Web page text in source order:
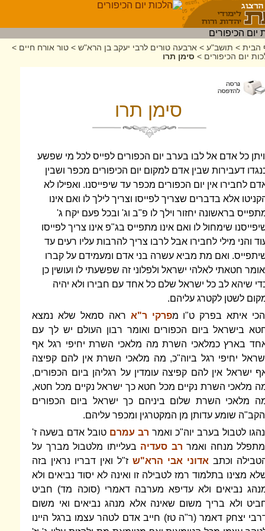
הבית > תושב"ע > ארבעה טורים לרבי יעקב בן הרא"ש > טור אורח חיים >
יום הכיפורים > סימן תרו
סימן תרו
ויתן כל אדם אל לבו בערב יום הכפורים לפייס לכל מי שפשע
דעבירות שבין אדם למקום יום הכיפורים מכפר ושבין
לחבירו אין יום הכפורים מכפר עד שיפייסנו. ואפילו לא
אלא בדברים שצריך לפייסו וצריך לילך לו ואם אינו
בראשונה יחזור וילך לו פ"ב וג' ובכל פעם יקח ג'
שימחול לו ואם אינו מתפייס בג"פ אינו צריך לפייסו
והני מילי לחבירו אבל לרבו צריך להרבות עליו רעים עד
ואם מת מביא עשרה בני אדם ומעמידם על קברו
חטאתי לאלהי ישראל ולפלוני זה שפשעתי לו ועושין כן
שיהא לב כל ישראל שלם כל אחד עם חבירו ולא יהיה
לשטן לקטרג עליהם.
איתא בפרק ט"ו מפרקי ר"א ראה סמאל שלא נמצא
בישראל ביום הכפורים ואומר רבון העולם יש לך עם
בארץ כמלאכי השרת מה מלאכי השרת יחיפי רגל אף
יחיפי רגל ביוה"כ, מה מלאכי השרת אין להם קפיצה
ישראל אין להם קפיצה עומדין על רגליהן ביום הכפורים,
מלאכי השרת נקיים מכל חטא כך ישראל נקיים מכל חטא,
מלאכי השרת שלום ביניהם כך ישראל ביום הכפורים
שומע עדותן מן המקטרגין ומכפר עליהם.
לטבול בערב יוה"כ ואמר רב עמרם טובל אדם בשעה ז'
מנחה ואמר רב סעדיה בעלייתו מלטבול מברך על
וכתב אדוני אבי הרא"שז"ל ואין דבריו נראין בזה
מצינו בתלמוד רמז לטבילה זו ואינה לא יסוד נביאים ולא
נביאים ולא עדיפא מערבה דאמרי (סוכה מד) חביט
ולא בריך משום שאינה אלא מנהג נביאים ואי משום
יצחק דאמר (ר"ה טז) חייב אדם לטהר עצמו ברגל היינו